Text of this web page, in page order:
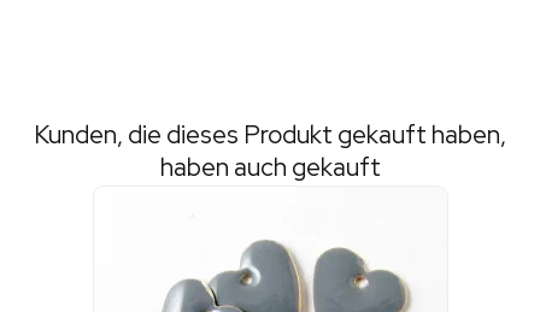
Kunden, die dieses Produkt gekauft haben,
haben auch gekauft